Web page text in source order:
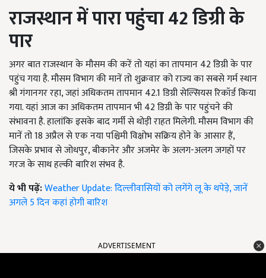
राजस्थान में पारा पहुंचा 42 डिग्री के
पार
अगर बात राजस्थान के मौसम की करें तो यहां का तापमान 42 डिग्री के पार
पहुंच गया है. मौसम विभाग की मानें तो शुक्रवार को राज्य का सबसे गर्म स्थान
श्री गंगानगर रहा, जहां अधिकतम तापमान 42.1 डिग्री सेल्सियस रिकॉर्ड किया
गया. यहां आज का अधिकतम तापमान भी 42 डिग्री के पार पहुंचने की
संभावना है. हालांकि इसके बाद गर्मी से थोड़ी राहत मिलेगी. मौसम विभाग की
मानें तो 18 अप्रैल से एक नया पश्चिमी विक्षोभ सक्रिय होने के आसार हैं,
जिसके प्रभाव से जोधपुर, बीकानेर और अजमेर के अलग-अलग जगहों पर
गरज के साथ हल्की बारिश संभव है.
ये भी पढ़ें:Weather Update: दिल्लीवासियों को लगेंगे लू के थपेड़े, जानें
अगले 5 दिन कहां होगी बारिश
ADVERTISEMENT